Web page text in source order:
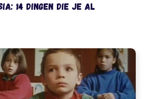
14 dingen die je al